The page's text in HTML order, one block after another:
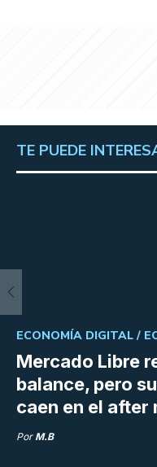
TE PUEDE
Mercado Libre
balance, pero
caen en el after
ECONOMÍA DIGITAL /
Por M.B